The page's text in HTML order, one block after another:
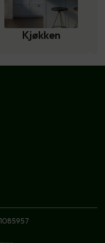
Kjøkken